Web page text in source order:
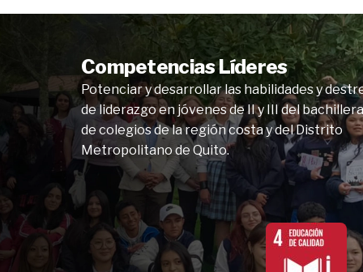
Competencias Líderes
Potenciar y desarrollar las habilidades y
de liderazgo en jóvenes de II y III del
de colegios de la región costa y del Distrito
Metropolitano de Quito.